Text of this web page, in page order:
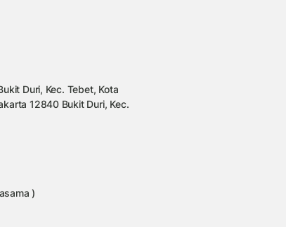
Duri, Kec. Tebet, Kota
12840 Bukit Duri, Kec.
)